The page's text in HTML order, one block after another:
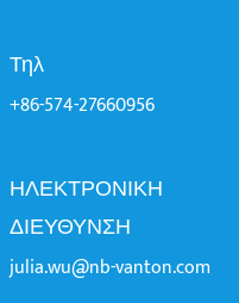
Τηλ
+86-574-27660956
ΗΛΕΚΤΡΟΝΙΚΗ
ΔΙΕΥΘΥΝΣΗ
julia.wu@nb-vanton.com